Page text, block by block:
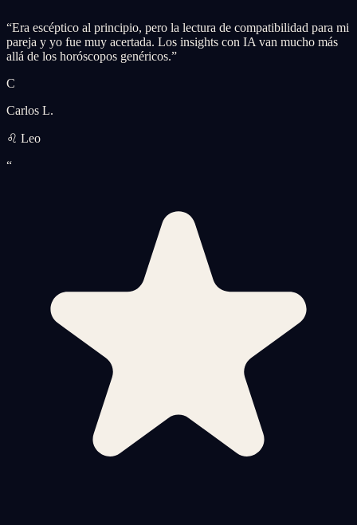
“Era escéptico al principio, pero la lectura de compatibilidad para mi
pareja y yo fue muy acertada. Los insights con IA van mucho más
allá de los horóscopos genéricos.”
C
Carlos L.
♌ Leo
“